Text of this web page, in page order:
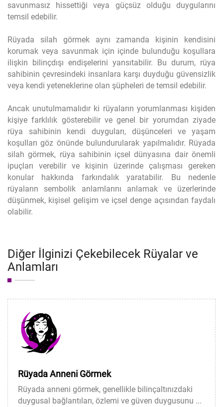
savunmasız hissettiği veya güçsüz olduğu duygularını
temsil edebilir.
Rüyada silah görmek aynı zamanda kişinin kendisini
korumak veya savunmak için içinde bulunduğu koşullara
ilişkin bilinçdışı endişelerini yansıtabilir. Bu durum, rüya
sahibinin çevresindeki insanlara karşı duyduğu güvensizlik
veya kendi yeteneklerine olan şüpheleri de temsil edebilir.
Ancak unutulmamalıdır ki rüyaların yorumlanması kişiden
kişiye farklılık gösterebilir ve genel bir yorumdan ziyade
rüya sahibinin kendi duyguları, düşünceleri ve yaşam
koşulları göz önünde bulundurularak yapılmalıdır. Rüyada
silah görmek, rüya sahibinin içsel dünyasına dair önemli
ipuçları verebilir ve kişinin üzerinde çalışması gereken
konular hakkında farkındalık yaratabilir. Bu nedenle
rüyaların sembolik anlamlarını anlamak ve üzerlerinde
düşünmek, kişisel gelişim ve içsel denge açısından faydalı
olabilir.
Diğer İlginizi Çekebilecek Rüyalar ve
Anlamları
Rüyada Anneni Görmek
Rüyada anneni görmek, genellikle bilinçaltınızdaki
duygusal bağlantıları, özlemi ve güven duygusunu ...